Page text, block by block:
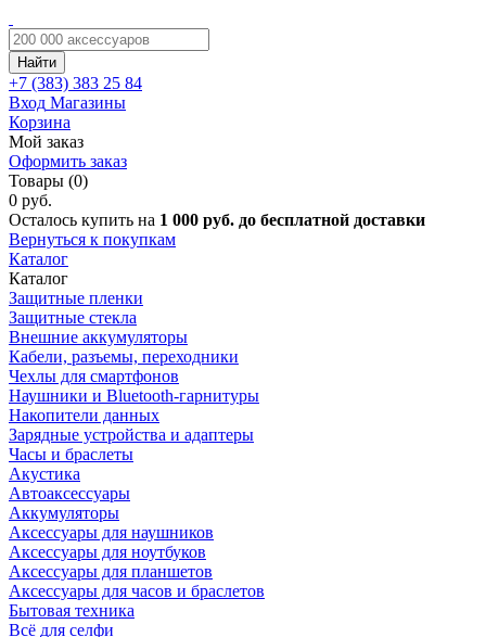
Найти
+7 (383) 383 25 84
Вход Магазины
Корзина
Мой заказ
Оформить заказ
Товары (0)
0 руб.
Осталось купить на 1 000 руб. до бесплатной доставки
Вернуться к покупкам
Каталог
Каталог
Защитные пленки
Защитные стекла
Внешние аккумуляторы
Кабели, разъемы, переходники
Чехлы для смартфонов
Наушники и Bluetooth-гарнитуры
Накопители данных
Зарядные устройства и адаптеры
Часы и браслеты
Акустика
Автоаксессуары
Аккумуляторы
Аксессуары для наушников
Аксессуары для ноутбуков
Аксессуары для планшетов
Аксессуары для часов и браслетов
Бытовая техника
Всё для селфи